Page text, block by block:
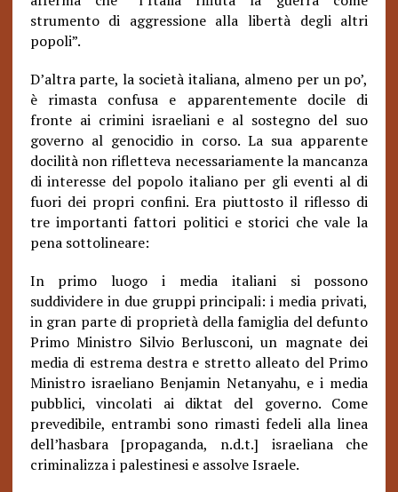
strumento di aggressione alla libertà degli altri
popoli”.
D’altra parte, la società italiana, almeno per un po’,
è rimasta confusa e apparentemente docile di
fronte ai crimini israeliani e al sostegno del suo
governo al genocidio in corso. La sua apparente
docilità non rifletteva necessariamente la mancanza
di interesse del popolo italiano per gli eventi al di
fuori dei propri confini. Era piuttosto il riflesso di
tre importanti fattori politici e storici che vale la
pena sottolineare:
In primo luogo i media italiani si possono
suddividere in due gruppi principali: i media privati,
in gran parte di proprietà della famiglia del defunto
Primo Ministro Silvio Berlusconi, un magnate dei
media di estrema destra e stretto alleato del Primo
Ministro israeliano Benjamin Netanyahu, e i media
pubblici, vincolati ai diktat del governo. Come
prevedibile, entrambi sono rimasti fedeli alla linea
dell’hasbara [propaganda, n.d.t.] israeliana che
criminalizza i palestinesi e assolve Israele.